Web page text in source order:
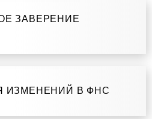
ЗАВЕРЕНИЕ
ИЗМЕНЕНИЙ В ФНС